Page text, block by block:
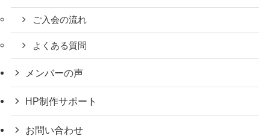
ご入会の流れ
よくある質問
メンバーの声
HP制作サポート
お問い合わせ